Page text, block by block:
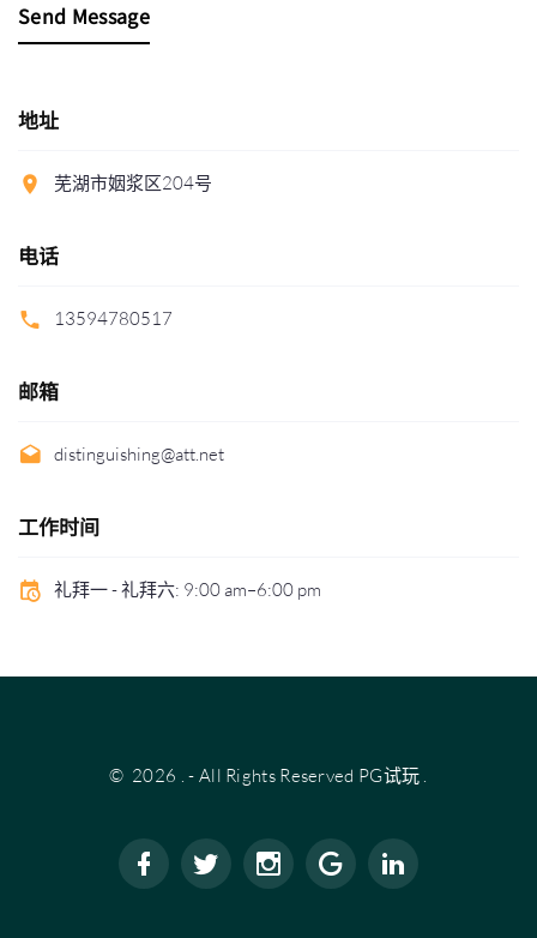
Send Message
地址
芜湖市姻浆区204号
电话
13594780517
邮箱
distinguishing@att.net
工作时间
礼拜一 - 礼拜六: 9:00 am–6:00 pm
© 2026 .- All Rights Reserved PG试玩 .